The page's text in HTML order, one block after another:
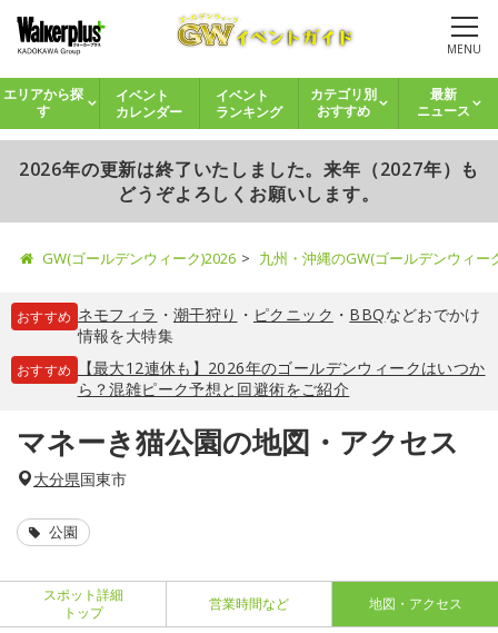
MENU
エリアから探
す
イベント
カレンダー
イベント
ランキング
カテゴリ別
おすすめ
最新
ニュース
2026年の更新は終了いたしました。来年（2027年）も
どうぞよろしくお願いします。
GW(ゴールデンウィーク)2026 九州・沖縄のGW(ゴールデンウィ
おすすめ ネモフィラ ・ 潮干狩り ・ ピクニック ・ BBQなどおでかけ
情報を大特集
おすすめ
【最大12連休も】2026年のゴールデンウィークはいつか
ら？混雑ピーク予想と回避術をご紹介
マネーき猫公園の地図・アクセス
大分県国東市
公園
スポット詳細
トップ
営業時間など 地図・アクセス